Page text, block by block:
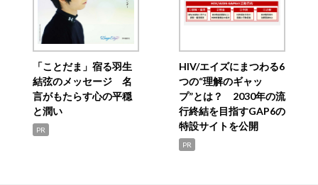
「ことだま」宿る羽生
結弦のメッセージ 名
言がもたらす心の平穏
と潤い
PR
HIV/エイズにまつわる6
つの“理解のギャッ
プ”とは？ 2030年の流
行終結を目指すGAP6の
特設サイトを公開
PR